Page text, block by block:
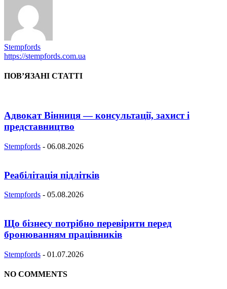
Stempfords
https://stempfords.com.ua
ПОВ’ЯЗАНІ СТАТТІ
Адвокат Вінниця — консультації, захист і
представництво
Stempfords - 06.08.2026
Реабілітація підлітків
Stempfords - 05.08.2026
Що бізнесу потрібно перевірити перед
бронюванням працівників
Stempfords - 01.07.2026
NO COMMENTS